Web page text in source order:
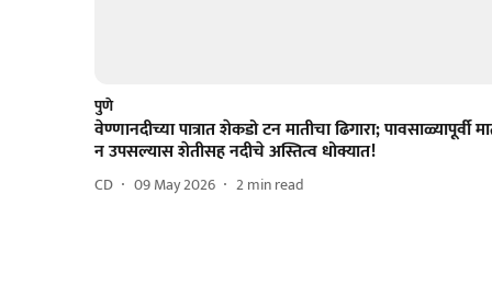
पुणे
वेण्णानदीच्या पात्रात शेकडो टन मातीचा ढिगारा; पावसाळ्यापूर्वी
न उपसल्यास शेतीसह नदीचे अस्तित्व धोक्यात!
CD 09 May 2026 2min read